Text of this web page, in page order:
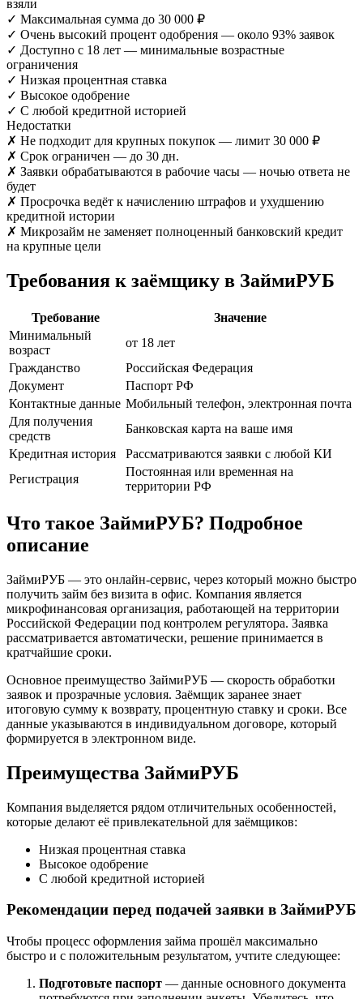
взяли
✓ Максимальная сумма до 30 000 ₽
✓ Очень высокий процент одобрения — около 93% заявок
✓ Доступно с 18 лет — минимальные возрастные
ограничения
✓ Низкая процентная ставка
✓ Высокое одобрение
✓ С любой кредитной историей
Недостатки
✗ Не подходит для крупных покупок — лимит 30 000 ₽
✗ Срок ограничен — до 30 дн.
✗ Заявки обрабатываются в рабочие часы — ночью ответа не
будет
✗ Просрочка ведёт к начислению штрафов и ухудшению
кредитной истории
✗ Микрозайм не заменяет полноценный банковский кредит
на крупные цели
Требования к заёмщику в ЗаймиРУБ
Требование
Значение
Минимальный
возраст
от 18 лет
Гражданство
Российская Федерация
Документ
Паспорт РФ
Контактные данные Мобильный телефон, электронная почта
Для получения
средств
Банковская карта на ваше имя
Кредитная история
Рассматриваются заявки с любой КИ
Регистрация
Постоянная или временная на
территории РФ
Что такое ЗаймиРУБ? Подробное
описание
ЗаймиРУБ — это онлайн-сервис, через который можно быстро
получить займ без визита в офис. Компания является
микрофинансовая организация, работающей на территории
Российской Федерации под контролем регулятора. Заявка
рассматривается автоматически, решение принимается в
кратчайшие сроки.
Основное преимущество ЗаймиРУБ — скорость обработки
заявок и прозрачные условия. Заёмщик заранее знает
итоговую сумму к возврату, процентную ставку и сроки. Все
данные указываются в индивидуальном договоре, который
формируется в электронном виде.
Преимущества ЗаймиРУБ
Компания выделяется рядом отличительных особенностей,
которые делают её привлекательной для заёмщиков:
Низкая процентная ставка
Высокое одобрение
С любой кредитной историей
Рекомендации перед подачей заявки в ЗаймиРУБ
Чтобы процесс оформления займа прошёл максимально
быстро и с положительным результатом, учтите следующее:
Подготовьте паспорт — данные основного документа